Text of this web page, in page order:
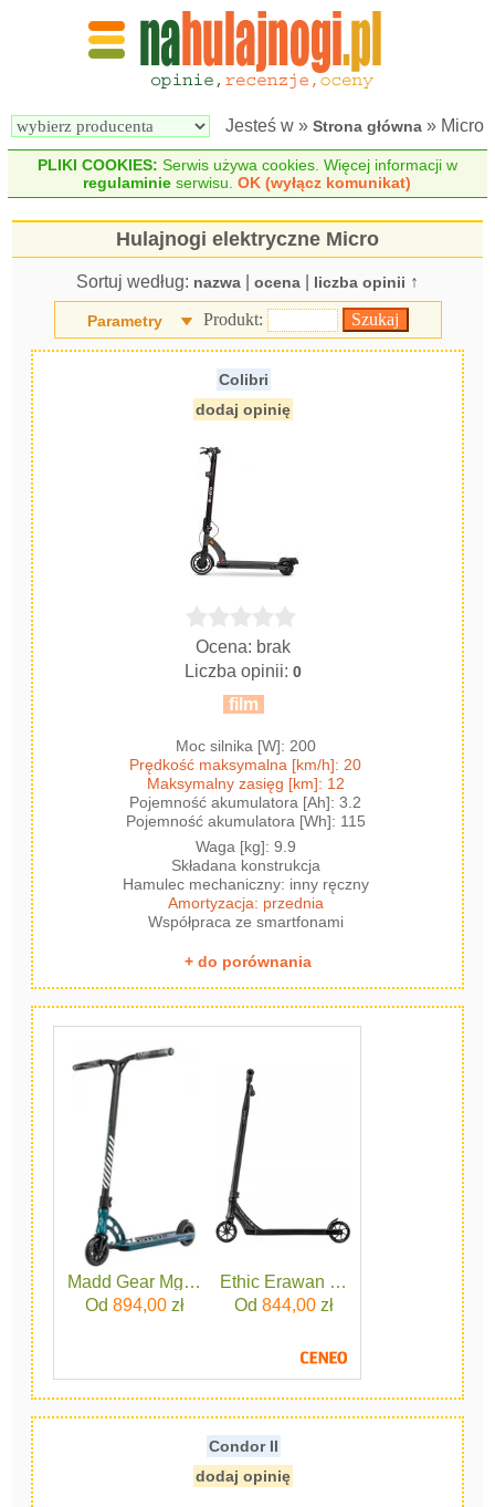
Wyszukiwarka
elektrycznych
elektrycznych
Jesteś w » Strona główna » Micro
PLIKI COOKIES: Serwis używa cookies. Więcej informacji w
regulaminie serwisu.OK (wyłącz komunikat)
Hulajnogi elektryczne Micro
Sortuj według: nazwa ocena liczba opinii ↑
Parametry Produkt:
Colibri
dodaj opinię
Ocena: brak
Liczba opinii:0
film
Moc silnika [W]: 200
Prędkość maksymalna [km/h]: 20
Maksymalny zasięg [km]: 12
Pojemność akumulatora [Ah]: 3.2
Pojemność akumulatora [Wh]: 115
Waga [kg]: 9.9
Składana konstrukcja
Hamulec mechaniczny: inny ręczny
Amortyzacja: przednia
Współpraca ze smartfonami
+ do porównania
Madd Gear Mgp Origin Team Ltd 2020 Liquid
Od 894,00zł
Ethic Erawan V2m Black
Od 844,00zł
Condor II
dodaj opinię